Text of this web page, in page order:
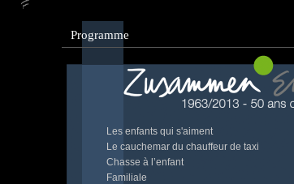
Programme
Les enfants qui s'aiment
Le cauchemar du chauffeur de taxi
Chasse à l’enfant
Familiale